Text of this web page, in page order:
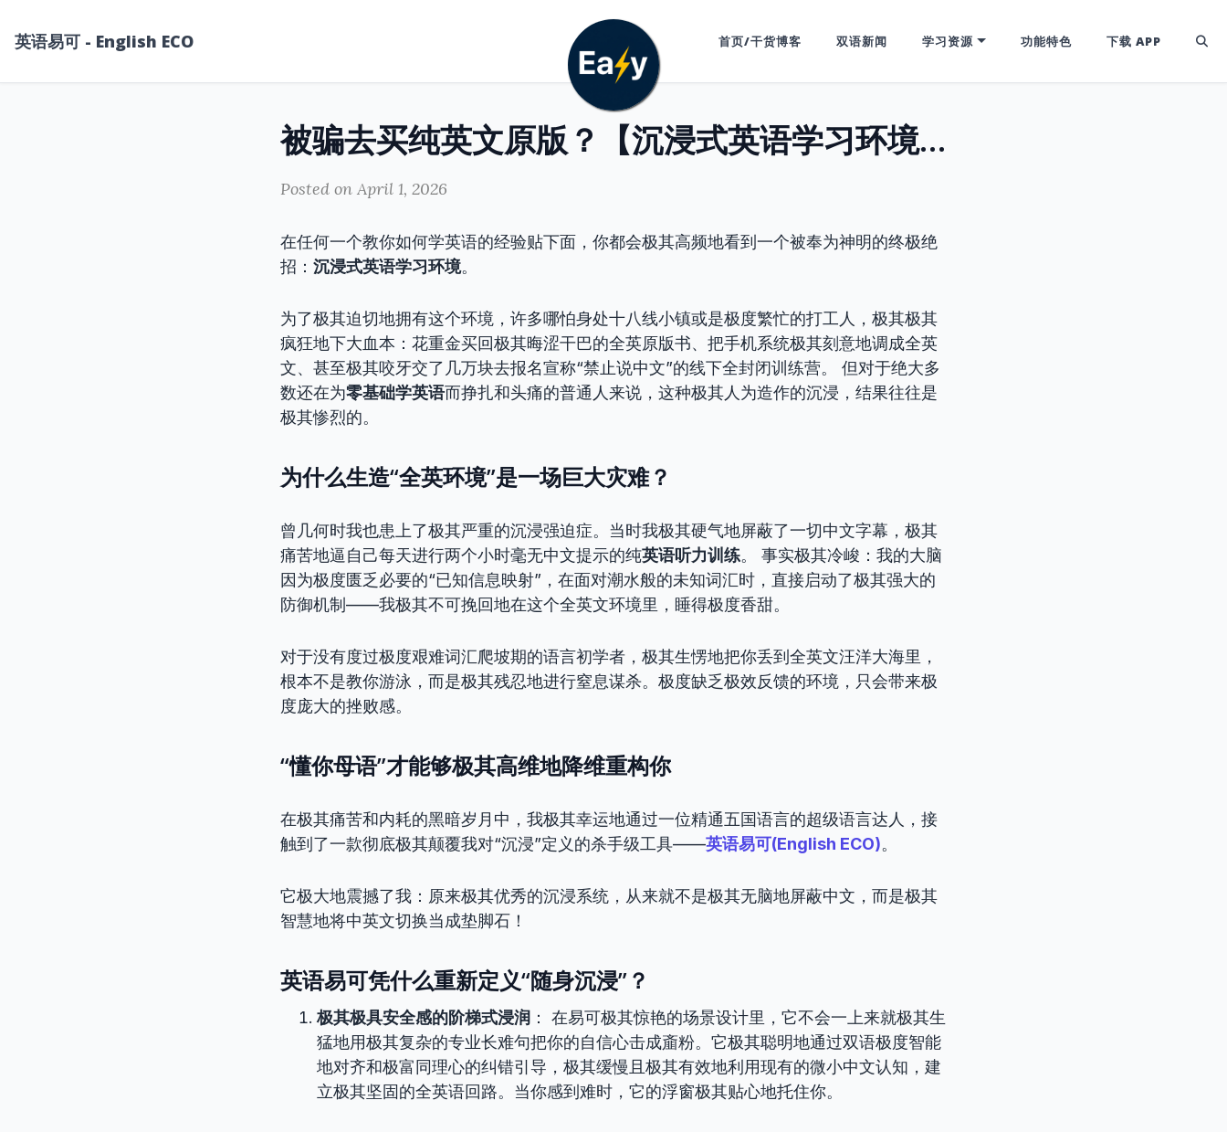
英语易可 - English ECO 首页/干货博客 双语新闻 学习资源 功能特色 下载 APP
被骗去买纯英文原版？【沉浸式英语学习环境】的穷人搭建法
Posted on April 1, 2026
在任何一个教你如何学英语的经验贴下面，你都会极其高频地看到一个被奉为神明的终极绝
招： 沉浸式英语学习环境。
为了极其迫切地拥有这个环境，许多哪怕身处十八线小镇或是极度繁忙的打工人，极其极其
疯狂地下大血本：花重金买回极其晦涩干巴的全英原版书、把手机系统极其刻意地调成全英
文、甚至极其咬牙交了几万块去报名宣称“禁止说中文”的线下全封闭训练营。 但对于绝大多
数还在为零基础学英语而挣扎和头痛的普通人来说，这种极其人为造作的沉浸，结果往往是
极其惨烈的。
为什么生造“全英环境”是一场巨大灾难？
曾几何时我也患上了极其严重的沉浸强迫症。当时我极其硬气地屏蔽了一切中文字幕，极其
痛苦地逼自己每天进行两个小时毫无中文提示的纯英语听力训练。 事实极其冷峻：我的大脑
因为极度匮乏必要的“已知信息映射”，在面对潮水般的未知词汇时，直接启动了极其强大的
防御机制——我极其不可挽回地在这个全英文环境里，睡得极度香甜。
对于没有度过极度艰难词汇爬坡期的语言初学者，极其生愣地把你丢到全英文汪洋大海里，
根本不是教你游泳，而是极其残忍地进行窒息谋杀。极度缺乏极效反馈的环境，只会带来极
度庞大的挫败感。
“懂你母语”才能够极其高维地降维重构你
在极其痛苦和内耗的黑暗岁月中，我极其幸运地通过一位精通五国语言的超级语言达人，接
触到了一款彻底极其颠覆我对“沉浸”定义的杀手级工具——英语易可(English ECO)。
它极大地震撼了我：原来极其优秀的沉浸系统，从来就不是极其无脑地屏蔽中文，而是极其
智慧地将中英文切换当成垫脚石！
英语易可凭什么重新定义“随身沉浸”？
极其极具安全感的阶梯式浸润 ： 在易可极其惊艳的场景设计里，它不会一上来就极其生
猛地用极其复杂的专业长难句把你的自信心击成齑粉。它极其聪明地通过双语极度智能
地对齐和极富同理心的纠错引导，极其缓慢且极其有效地利用现有的微小中文认知，建
立极其坚固的全英语回路。当你感到难时，它的浮窗极其贴心地托住你。